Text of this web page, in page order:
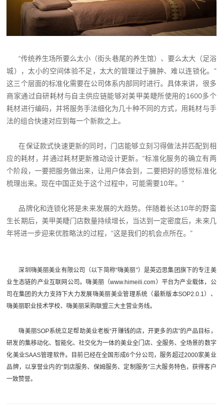
“传统养生场所要么太小（街头巷尾的养生馆）、要么太大（足浴
城），太小的空间体验不足，太大的管理过于臃肿、难以连锁化。”
这三个层面的标准化需要在公司体系内部同时进行。具体来讲，很多
商家通过自研耗材与自主供应链能够对美甲美睫所使用的1600多个
耗材进行编码，并将服务手法细化为几十种不同的方式，用耗材与手
法的组合快速对应到每一个新款之上。
在保证款式快速更新的同时，门店能够立刻习得做法并匹配到相
应的耗材，并通过耗材更新推动设计更新。“标准化服务的确立有两
个阶段，一要把服务做出来，让用户体会到，二要把好的感觉标准化
梳理出来。现在中国正处于这个过程中，可能需要10年。”
品牌化和连锁化将是未来发展的大趋势。伴随着长达10年的野蛮
生长期后，美甲美睫门店数量持续增长，当达到一定密度后，未来几
年将进一步迎来优胜略汰的过程，“这是我们的机会点所在。”
深圳嗨美丽美业有限公司（以下简称“嗨美丽”）是英迈思集团旗下的专注美
业生态链的产业互联网公司。嗨美丽（www.himeili.com）平台为产业载体，公
司在集团的大力支持下大力发展嗨美丽美业管理系统 （最新版本SOP2.0.1）、
嗨美丽职业技术学校、嗨美丽采购联盟三大主营业务线。
嗨美丽SOP系统立足帮助美业老板“开赚钱的店，开更多的店”的产品目标，
研发的集移动化、智能化、社交化为一体的美业全门店、全服务、全场景的数字
化美业SAAS管理软件。目前已经在全国形成6个分公司，服务超过2000家美业
品牌，以享誉业内的“到店服务、保姆服务、定制服务”三大服务特色，获得客户
一致赞誉。